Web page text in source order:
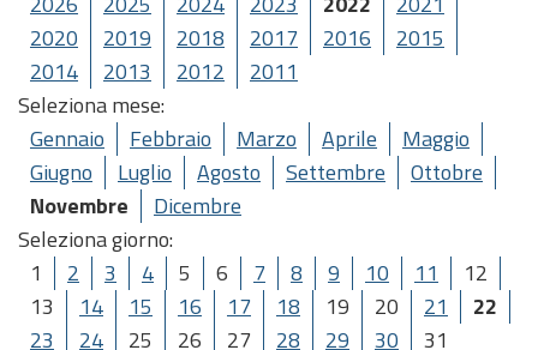
2020
2019 2018 2017 2016
2015
2014
2013 2012
2011
Seleziona mese:
Gennaio
Febbraio Marzo Aprile
Maggio
Giugno
Luglio Agosto Settembre
Ottobre
Novembre
Dicembre
Seleziona giorno:
1
2 3 4 5 6 7 8 9 10 11
12
13
14 15 16 17 18 19 20 21
22
23
24 25 26 27 28 29 30 31